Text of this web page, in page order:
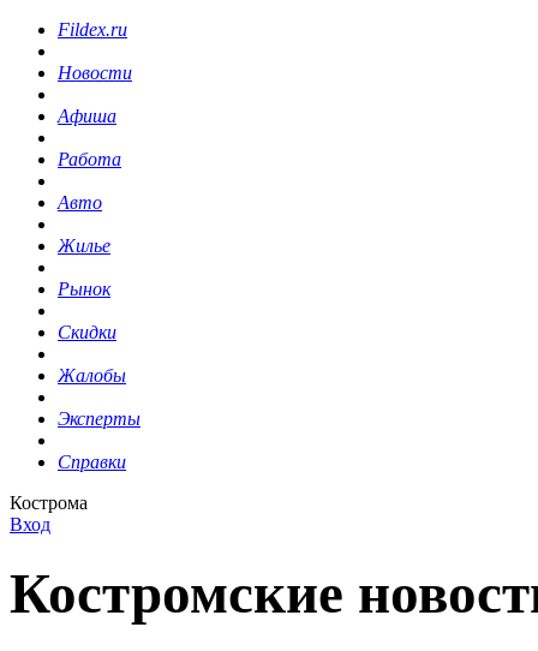
Fildex.ru
Новости
Афиша
Работа
Авто
Жилье
Рынок
Скидки
Жалобы
Эксперты
Справки
Кострома
Вход
Костромские